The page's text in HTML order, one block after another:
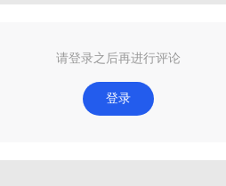
请登录之后再进行评论
登录